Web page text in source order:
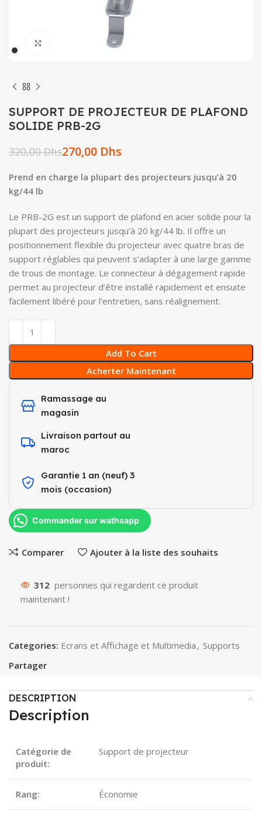
Click to enlarge
SUPPORT DE PROJECTEUR DE PLAFOND
SOLIDE PRB-2G
320,00Dhs270,00 Dhs
Prend en charge la plupart des projecteurs jusqu’à 20
kg/44 lb
Le PRB-2G est un support de plafond en acier solide pour la
plupart des projecteurs jusqu’à 20 kg/44 lb. Il offre un
positionnement flexible du projecteur avec quatre bras de
support réglables qui peuvent s’adapter à une large gamme
de trous de montage. Le connecteur à dégagement rapide
permet au projecteur d’être installé rapidement et ensuite
facilement libéré pour l’entretien, sans réalignement.
Add To Cart
Acherter Maintenant
Ramassage au
magasin
Livraison partout au
maroc
Garantie 1 an (neuf) 3
mois (occasion)​
Commander sur wathsapp
Comparer Ajouter à la liste des souhaits
312 personnes qui regardent ce produit
maintenant !
Categories: Ecrans et Affichage et Multimedia , Supports
Partager
DESCRIPTION
Description
Catégorie de
produit:
Support de projecteur
Rang: Économie